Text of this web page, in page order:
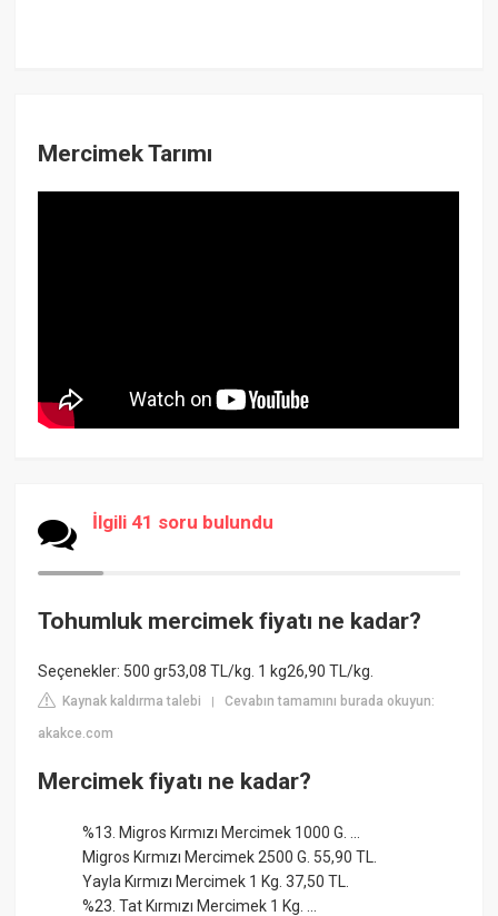
Mercimek Tarımı
İlgili 41 soru bulundu
Tohumluk mercimek fiyatı ne kadar?
Seçenekler: 500 gr53,08 TL/kg. 1 kg26,90 TL/kg.
Kaynak kaldırma talebi |Cevabın tamamını burada okuyun:
akakce.com
Mercimek fiyatı ne kadar?
%13. Migros Kırmızı Mercimek 1000 G. ...
Migros Kırmızı Mercimek 2500 G. 55,90 TL.
Yayla Kırmızı Mercimek 1 Kg. 37,50 TL.
%23. Tat Kırmızı Mercimek 1 Kg. ...